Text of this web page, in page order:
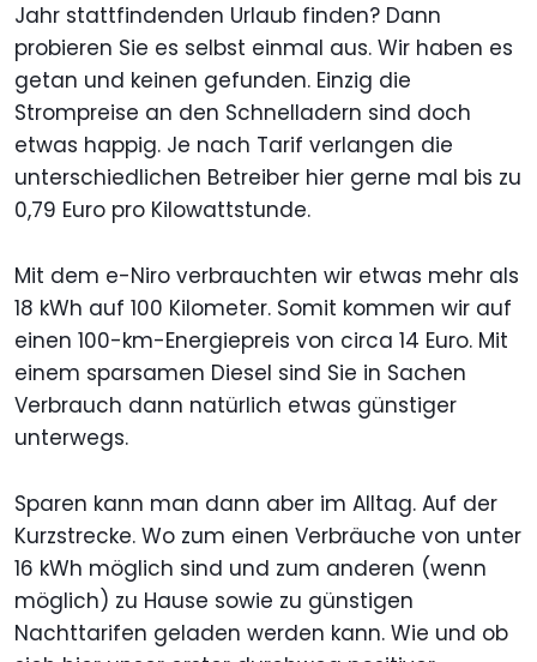
Jahr stattfindenden Urlaub finden? Dann
probieren Sie es selbst einmal aus. Wir haben es
getan und keinen gefunden. Einzig die
Strompreise an den Schnelladern sind doch
etwas happig. Je nach Tarif verlangen die
unterschiedlichen Betreiber hier gerne mal bis zu
0,79 Euro pro Kilowattstunde.
Mit dem e-Niro verbrauchten wir etwas mehr als
18 kWh auf 100 Kilometer. Somit kommen wir auf
einen 100-km-Energiepreis von circa 14 Euro. Mit
einem sparsamen Diesel sind Sie in Sachen
Verbrauch dann natürlich etwas günstiger
unterwegs.
Sparen kann man dann aber im Alltag. Auf der
Kurzstrecke. Wo zum einen Verbräuche von unter
16 kWh möglich sind und zum anderen (wenn
möglich) zu Hause sowie zu günstigen
Nachttarifen geladen werden kann. Wie und ob